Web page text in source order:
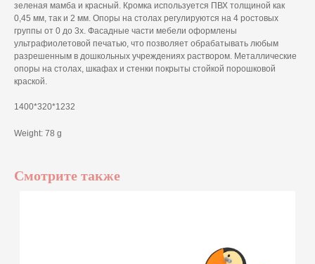
зеленая мамба и красный. Кромка используется ПВХ толщиной как
0,45 мм, так и 2 мм. Опоры на столах регулируются на 4 ростовых
группы от 0 до 3х. Фасадные части мебели оформлены
ультрафиолетовой печатью, что позволяет обрабатывать любым
разрешенным в дошкольных учреждениях раствором. Металлические
опоры на столах, шкафах и стенки покрыты стойкой порошковой
краской.
1400*320*1232
Weight: 78 g
Смотрите также